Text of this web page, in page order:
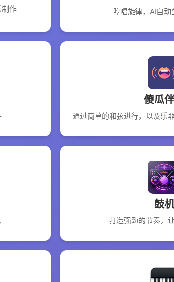
制作 哼唱旋律，AI自动
傻瓜
通过简单的和弦进行，以及乐
鼓机
打造强劲的节奏，